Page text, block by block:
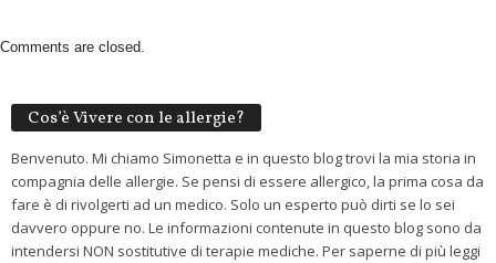
Comments are closed.
Cos’è Vivere con le allergie?
Benvenuto. Mi chiamo Simonetta e in questo blog trovi la mia storia in
compagnia delle allergie. Se pensi di essere allergico, la prima cosa da
fare è di rivolgerti ad un medico. Solo un esperto può dirti se lo sei
davvero oppure no. Le informazioni contenute in questo blog sono da
intendersi NON sostitutive di terapie mediche. Per saperne di più leggi